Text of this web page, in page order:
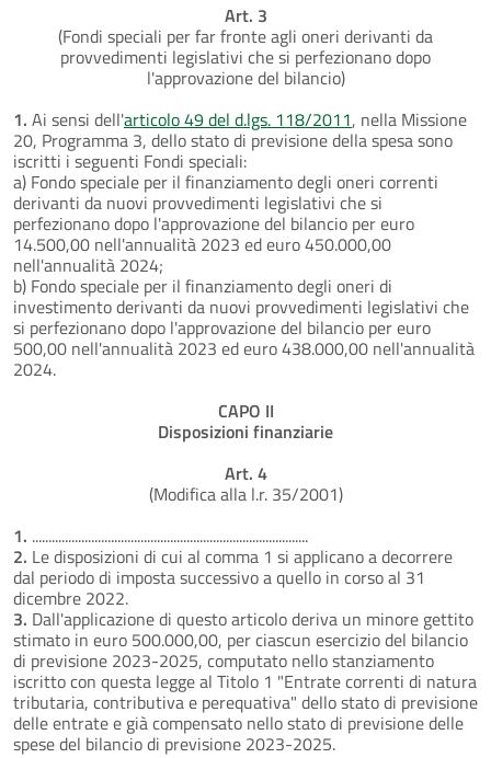
Art. 3
(Fondi speciali per far fronte agli oneri derivanti da
provvedimenti legislativi che si perfezionano dopo
l'approvazione del bilancio)
1. Ai sensi dell'articolo 49 del d.lgs. 118/2011, nella Missione
20, Programma 3, dello stato di previsione della spesa sono
iscritti i seguenti Fondi speciali:
a) Fondo speciale per il finanziamento degli oneri correnti
derivanti da nuovi provvedimenti legislativi che si
perfezionano dopo l'approvazione del bilancio per euro
14.500,00 nell'annualità 2023 ed euro 450.000,00
nell'annualità 2024;
b) Fondo speciale per il finanziamento degli oneri di
investimento derivanti da nuovi provvedimenti legislativi che
si perfezionano dopo l'approvazione del bilancio per euro
500,00 nell'annualità 2023 ed euro 438.000,00 nell'annualità
2024.
CAPO II
Disposizioni finanziarie
Art. 4
(Modifica alla l.r. 35/2001)
1. ....................................................................................
2. Le disposizioni di cui al comma 1 si applicano a decorrere
dal periodo di imposta successivo a quello in corso al 31
dicembre 2022.
3. Dall'applicazione di questo articolo deriva un minore gettito
stimato in euro 500.000,00, per ciascun esercizio del bilancio
di previsione 2023-2025, computato nello stanziamento
iscritto con questa legge al Titolo 1 "Entrate correnti di natura
tributaria, contributiva e perequativa" dello stato di previsione
delle entrate e già compensato nello stato di previsione delle
spese del bilancio di previsione 2023-2025.